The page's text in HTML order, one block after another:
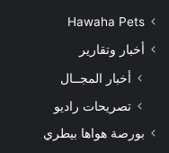
Hawaha Pets
أخبار وتقارير
أخبار المجــال
تصريحات راديو
بورصة هواها بيطري